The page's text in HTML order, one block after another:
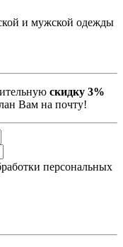
и мужской одежды
скидку 3%
Вам на почту!
персональных